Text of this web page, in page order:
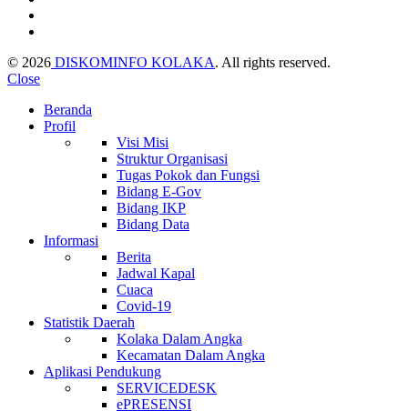
© 2026 DISKOMINFO KOLAKA. All rights reserved.
Close
Beranda
Profil
Visi Misi
Struktur Organisasi
Tugas Pokok dan Fungsi
Bidang E-Gov
Bidang IKP
Bidang Data
Informasi
Berita
Jadwal Kapal
Cuaca
Covid-19
Statistik Daerah
Kolaka Dalam Angka
Kecamatan Dalam Angka
Aplikasi Pendukung
SERVICEDESK
ePRESENSI